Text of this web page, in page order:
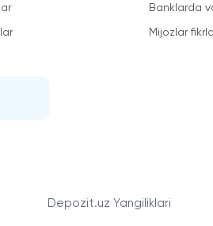
Banklarda
Mijozlar
Depozit.uz Yangiliklari